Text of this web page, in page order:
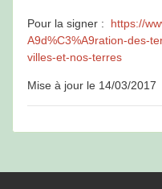
Pour la signer : https://
A9d%C3%A9ration-des-
villes-et-nos-terres
Mise à jour le 14/03/2017